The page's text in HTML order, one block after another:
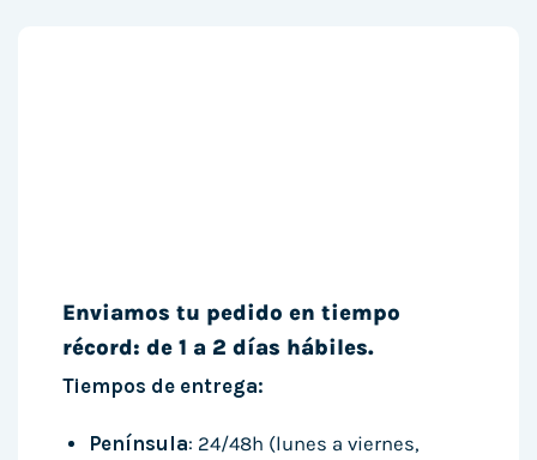
Enviamos tu pedido en tiempo
récord: de 1 a 2 días hábiles.
Tiempos de entrega:
Península: 24/48h (lunes a viernes,